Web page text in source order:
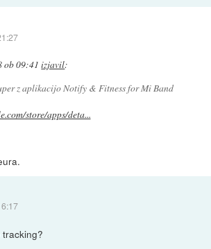
ob 09:41 izjavil:
z aplikacijo Notify & Fitness for Mi Band
store/apps/deta...